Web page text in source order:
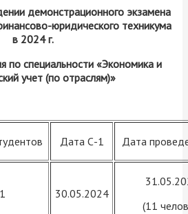
демонстрационного экзамена
юридического техникума
в 2024 г.
по специальности «Экономика и
учет (по отраслям)»
Дата С-1 Дата
30.05.2024
(11